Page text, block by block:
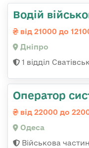
Водій
від 21000 до
Дніпро
1 відділ
Оператор
від 22000 до
Одеса
Військова